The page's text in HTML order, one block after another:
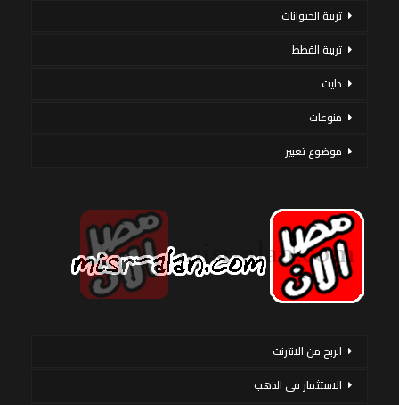
تربية الحيوانات
تربية القطط
دايت
منوعات
موضوع تعبير
الربح من الانترنت
الاستثمار فى الذهب